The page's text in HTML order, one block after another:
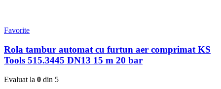
Favorite
Rola tambur automat cu furtun aer comprimat KS
Tools 515.3445 DN13 15 m 20 bar
Evaluat la 0 din 5